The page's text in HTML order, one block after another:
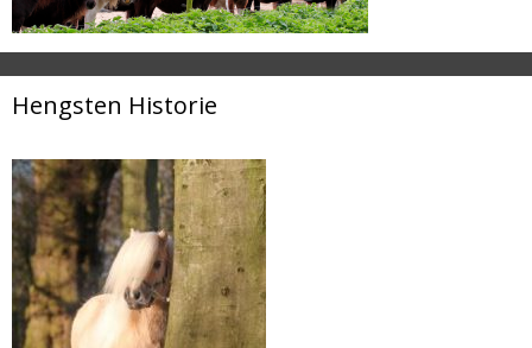
Hengsten Historie